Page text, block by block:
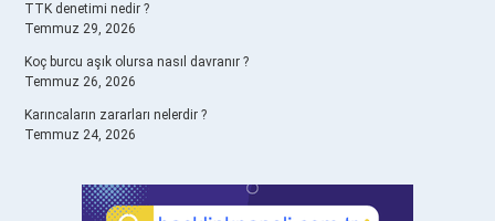
TTK denetimi nedir ?
Temmuz 29, 2026
Koç burcu aşık olursa nasıl davranır ?
Temmuz 26, 2026
Karıncaların zararları nelerdir ?
Temmuz 24, 2026